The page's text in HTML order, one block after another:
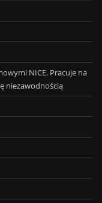
NICE. Pracuje na
niezawodnością